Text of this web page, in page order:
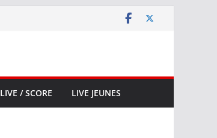
LIVE / SCORE LIVE JEUNES